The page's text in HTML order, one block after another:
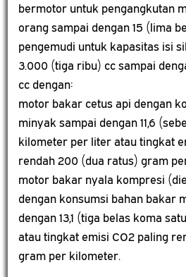
bermotor untuk pengangkutan
orang sampai dengan 15 (lima
pengemudi untuk kapasitas isi
3.000 (tiga ribu) cc sampai
cc dengan:
motor bakar cetus api dengan
minyak sampai dengan 11,6
kilometer per liter atau tingkat
rendah 200 (dua ratus) gram
motor bakar nyala kompresi
dengan konsumsi bahan bakar
dengan 13,1 (tiga belas koma
atau tingkat emisi CO2 paling
gram per kilometer.